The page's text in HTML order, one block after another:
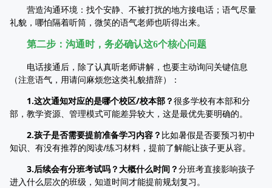
营造沟通环境：找个安静、不被打扰的地方接电话；语气尽量
礼貌，哪怕隔着听筒，微笑的语气老师也听得出来。
第二步：沟通时，务必确认这6个核心问题
电话接通后，除了认真听老师讲解，也要主动询问关键信息
（注意语气，用请问麻烦您这类礼貌措辞）：
1.这次通知对应的是哪个校区/校本部？很多学校有本部和分
部，教学资源、管理模式可能差异较大，这是最优先要明确的。
2.孩子是否需要提前准备学习内容？ 比如暑假是否要预习初中
知识、有没有推荐的阅读/练习材料，提前了解能让孩子更从容。
3.后续会有分班考试吗？大概什么时间？分班考直接影响孩子
进入什么层次的班级，知道时间才能提前规划复习。